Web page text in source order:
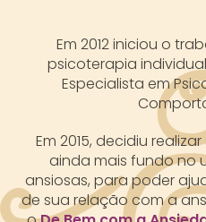
Em 2012 iniciou o
psicoterapia
Especialista em
Em 2015, decidiu
ainda mais fundo no
ansiosas, para poder
de sua relação com a